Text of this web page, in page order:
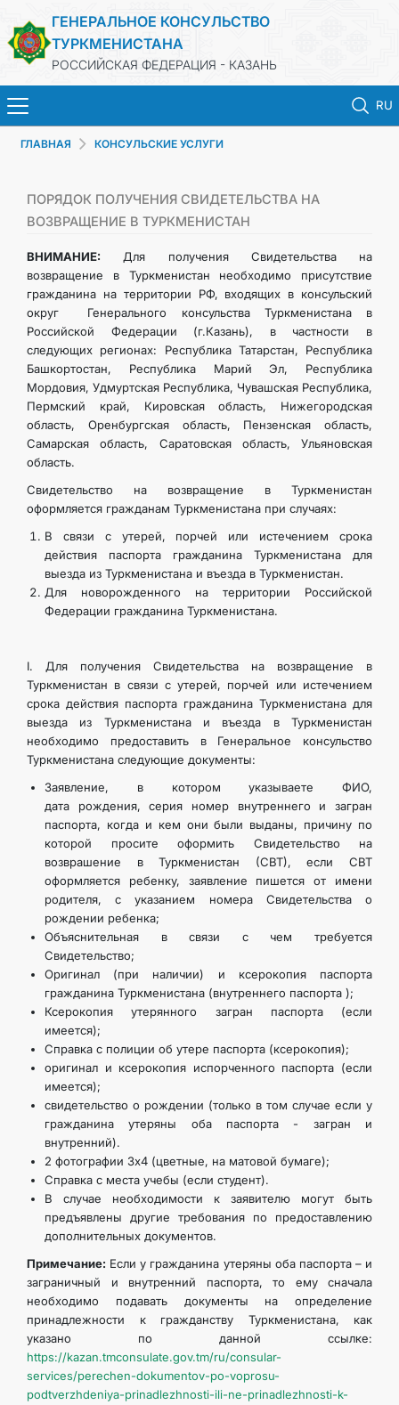
ГЕНЕРАЛЬНОЕ КОНСУЛЬСТВО
ТУРКМЕНИСТАНА
РОССИЙСКАЯ ФЕДЕРАЦИЯ - КАЗАНЬ
RU
ГЛАВНАЯ
НОВОСТИ
ОБ ОРГАНИЗАЦИИ
ОБЪЯВЛЕНИЯ
ГЛАВНАЯ КОНСУЛЬСКИЕ УСЛУГИ
ПОРЯДОК ПОЛУЧЕНИЯ СВИДЕТЕЛЬСТВА НА
ВОЗВРАЩЕНИЕ В ТУРКМЕНИСТАН
ВНИМАНИЕ: Для получения Свидетельства на
возвращение в Туркменистан необходимо присутствие
гражданина на территории РФ, входящих в консульский
округ Генерального консульства Туркменистана в
Российской Федерации (г.Казань), в частности в
следующих регионах: Республика Татарстан, Республика
Башкортостан, Республика Марий Эл, Республика
Мордовия, Удмуртская Республика, Чувашская Республика,
Пермский край, Кировская область, Нижегородская
область, Оренбургская область, Пензенская область,
Самарская область, Саратовская область, Ульяновская
область.
Свидетельство на возвращение в Туркменистан
оформляется гражданам Туркменистана при случаях:
В связи с утерей, порчей или истечением срока
действия паспорта гражданина Туркменистана для
выезда из Туркменистана и въезда в Туркменистан.
Для новорожденного на территории Российской
Федерации гражданина Туркменистана.
I. Для получения Свидетельства на возвращение в
Туркменистан в связи с утерей, порчей или истечением
срока действия паспорта гражданина Туркменистана для
выезда из Туркменистана и въезда в Туркменистан
необходимо предоставить в Генеральное консульство
Туркменистана следующие документы:
Заявление, в котором указываете ФИО,
дата рождения, серия номер внутреннего и загран
паспорта, когда и кем они были выданы, причину по
которой просите оформить Свидетельство на
возврашение в Туркменистан (СВТ), если СВТ
оформляется ребенку, заявление пишется от имени
родителя, с указанием номера Свидетельства о
рождении ребенка;
Объяснительная в связи с чем требуется
Свидетельство;
Оригинал (при наличии) и ксерокопия паспорта
гражданина Туркменистана (внутреннего паспорта );
Ксерокопия утерянного загран паспорта (если
имеется);
Справка с полиции об утере паспорта (ксерокопия);
оригинал и ксерокопия испорченного паспорта (если
имеется);
свидетельство о рождении (только в том случае если у
гражданина утеряны оба паспорта - загран и
внутренний).
2 фотографии 3х4 (цветные, на матовой бумаге);
Справка с места учебы (если студент).
В случае необходимости к заявителю могут быть
предъявлены другие требования по предоставлению
дополнительных документов.
Примечание: Если у гражданина утеряны оба паспорта – и
заграничный и внутренний паспорта, то ему сначала
необходимо подавать документы на определение
принадлежности к гражданству Туркменистана, как
указано по данной ссылке:
https://kazan.tmconsulate.gov.tm/ru/consular-
services/perechen-dokumentov-po-voprosu-
podtverzhdeniya-prinadlezhnosti-ili-ne-prinadlezhnosti-k-